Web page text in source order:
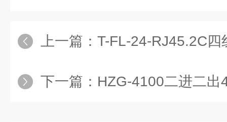
上一篇： T-FL-24-RJ45.2C
下一篇： HZG-4100二进二出